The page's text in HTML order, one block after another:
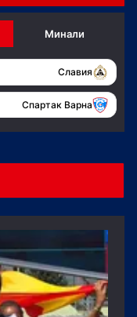
Минали
Славия
Спартак Варна